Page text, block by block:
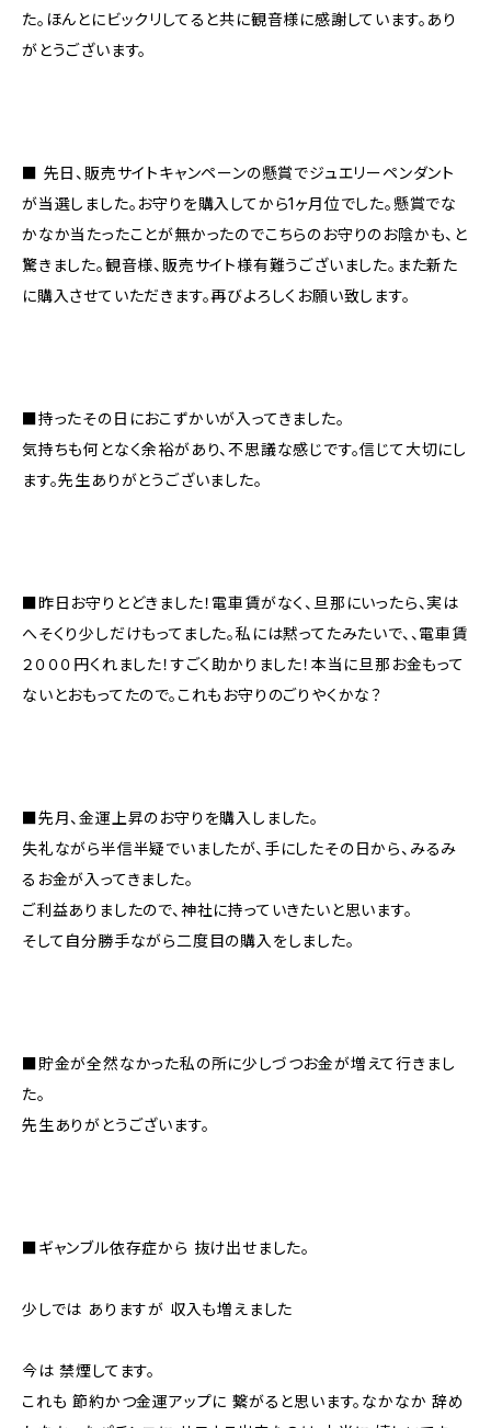
た。ほんとにビックリしてると共に観音様に感謝しています。あり
がとうございます。
■ 先日、販売サイトキャンペーンの懸賞でジュエリーペンダント
が当選しました。お守りを購入してから1ヶ月位でした。懸賞でな
かなか当たったことが無かったのでこちらのお守りのお陰かも、と
驚きました。観音様、販売サイト様有難うございました。また新た
に購入させていただきます。再びよろしくお願い致します。
■持ったその日におこずかいが入ってきました。
気持ちも何となく余裕があり、不思議な感じです。信じて大切にし
ます。先生ありがとうございました。
■昨日お守りとどきました！電車賃がなく、旦那にいったら、実は
へそくり少しだけもってました。私には黙ってたみたいで、、電車賃
２０００円くれました！すごく助かりました！本当に旦那お金もって
ないとおもってたので。これもお守りのごりやくかな？
■先月、金運上昇のお守りを購入しました。
失礼ながら半信半疑でいましたが、手にしたその日から、みるみ
るお金が入ってきました。
ご利益ありましたので、神社に持っていきたいと思います。
そして自分勝手ながら二度目の購入をしました。
■貯金が全然なかった私の所に少しづつお金が増えて行きまし
た。
先生ありがとうございます。
■ギャンブル依存症から 抜け出せました。
少しでは ありますが 収入も増えました
今は 禁煙してます。
これも 節約かつ金運アップに 繋がると思います。なかなか 辞め